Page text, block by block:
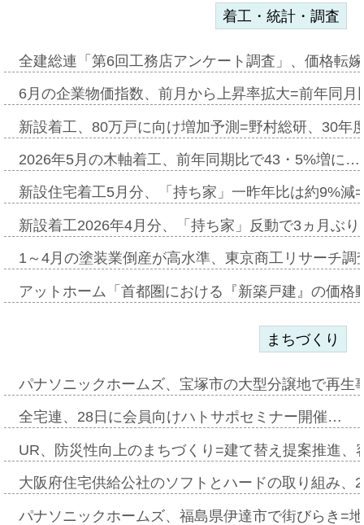
着工・統計・調査
全建総連「第6回工務店アンケート調査」、価格転
6月の企業物価指数、前月から上昇率拡大=前年同
新設着工、80万戸に向け増加予測=野村総研、30年
2026年5月の木軸着工、前年同期比で43・5%増に…
新設住宅着工5月分、「持ち家」一昨年比は約9%
新設着工2026年4月分、「持ち家」反動で3ヵ月ぶ
1～4月の塗装業倒産が高水準、東京商工リサーチ
アットホーム「首都圏における『新築戸建』の価
まちづくり
パナソニックホームズ、宝塚市の大型分譲地で再
全宅連、28日に会員向けハトサポセミナー開催…
UR、防災性向上のまちづくり=建て替え提案推進
大阪府住宅供給公社のソフトとハードの取り組み
パナソニックホームズ、福島県伊達市で街びらき=